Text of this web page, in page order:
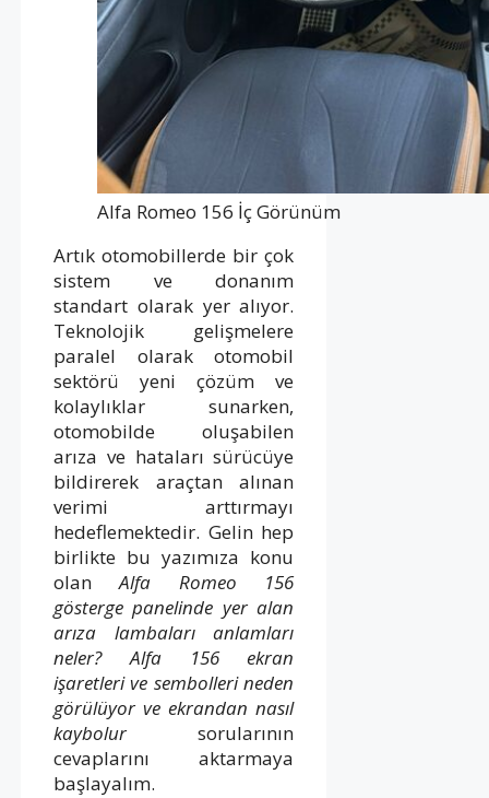
Alfa Romeo 156 İç Görünüm
Artık otomobillerde bir çok
sistem ve donanım
standart olarak yer alıyor.
Teknolojik gelişmelere
paralel olarak otomobil
sektörü yeni çözüm ve
kolaylıklar sunarken,
otomobilde oluşabilen
arıza ve hataları sürücüye
bildirerek araçtan alınan
verimi arttırmayı
hedeflemektedir. Gelin hep
birlikte bu yazımıza konu
olanAlfa Romeo 156
gösterge panelinde yer alan
arıza lambaları anlamları
neler? Alfa 156 ekran
işaretleri ve sembolleri neden
görülüyor ve ekrandan nasıl
kaybolursorularının
cevaplarını aktarmaya
başlayalım.